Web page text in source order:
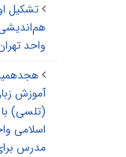
تشکیل
واحد
آموزش
(تلسی) با
اسلامی
مدرس